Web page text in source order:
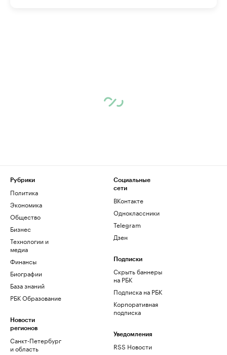
Рубрики
Политика
Экономика
Общество
Бизнес
Технологии и
медиа
Финансы
Биографии
База знаний
РБК Образование
Новости
регионов
Санкт-Петербург
и область
Социальные
сети
ВКонтакте
Одноклассники
Telegram
Дзен
Подписки
Скрыть баннеры
на РБК
Подписка на РБК
Корпоративная
подписка
Уведомления
RSS Новости